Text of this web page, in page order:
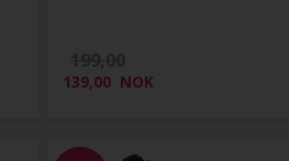
139,00 NOK